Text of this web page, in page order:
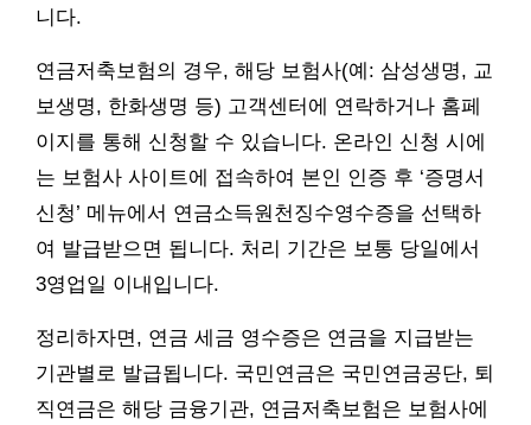
니다.
연금저축보험의 경우, 해당 보험사(예: 삼성생명, 교
보생명, 한화생명 등) 고객센터에 연락하거나 홈페
이지를 통해 신청할 수 있습니다. 온라인 신청 시에
는 보험사 사이트에 접속하여 본인 인증 후 ‘증명서
신청’ 메뉴에서 연금소득원천징수영수증을 선택하
여 발급받으면 됩니다. 처리 기간은 보통 당일에서
3영업일 이내입니다.
정리하자면, 연금 세금 영수증은 연금을 지급받는
기관별로 발급됩니다. 국민연금은 국민연금공단, 퇴
직연금은 해당 금융기관, 연금저축보험은 보험사에